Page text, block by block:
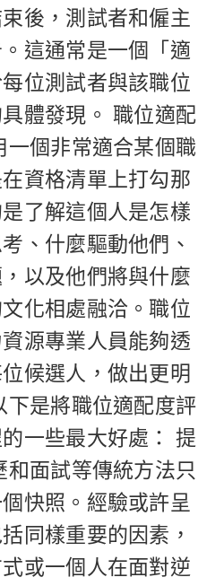
後，測試者和僱主
這通常是一個「適
位測試者與該職位
體發現。 職位適配
一個非常適合某個職
資格清單上打勾那
了解這個人是怎樣
、什麼驅動他們、
以及他們將與什麼
化相處融洽。職位
源專業人員能夠透
候選人，做出更明
下是將職位適配度評
一些最大好處： 提
面試等傳統方法只
快照。經驗或許呈
同樣重要的因素，
或一個人在面對逆